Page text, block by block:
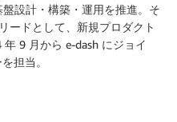
設計・構築・運用を推進。そ
ードとして、新規プロダクト
9 月から e-dash にジョイ
担当。